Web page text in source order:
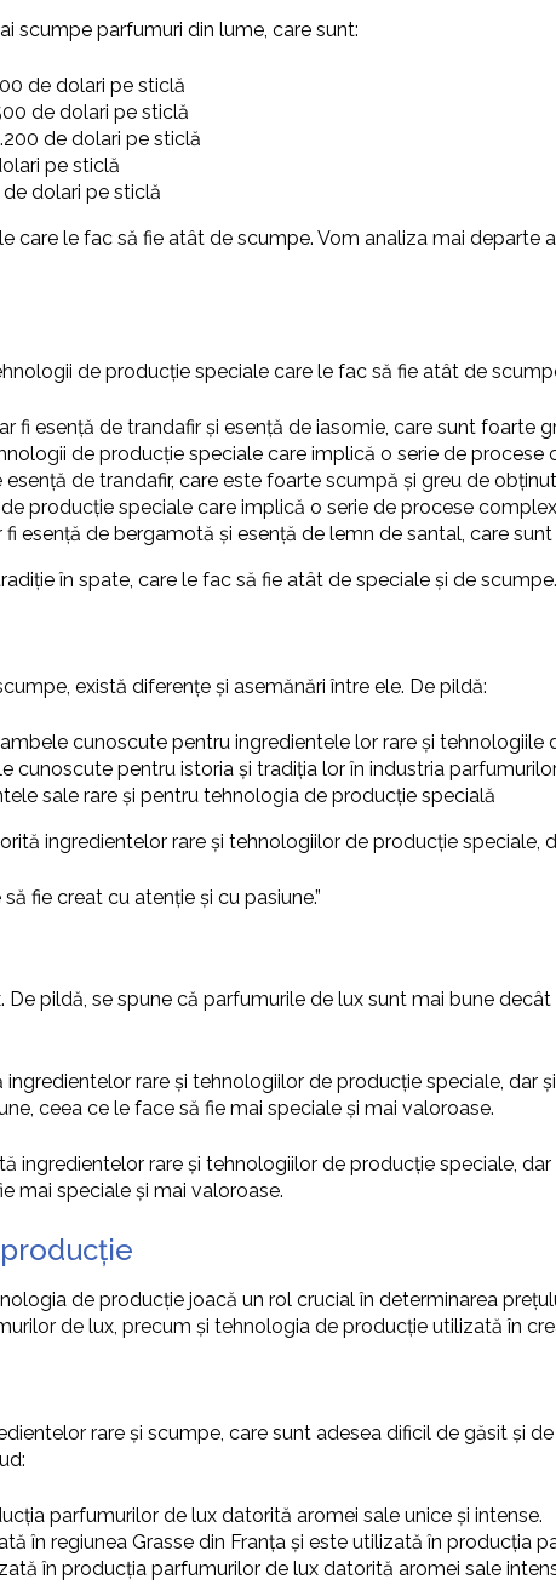
scumpe parfumuri din lume, care sunt:
de dolari pe sticlă
de dolari pe sticlă
de dolari pe sticlă
pe sticlă
dolari pe sticlă
care le fac să fie atât de scumpe. Vom analiza mai
de producție speciale care le fac să fie atât de
fi esență de trandafir și esență de iasomie, care sunt foarte
de producție speciale care implică o serie de procese
de trandafir, care este foarte scumpă și greu de obținut
producție speciale care implică o serie de procese
esență de bergamotă și esență de lemn de santal, care
în spate, care le fac să fie atât de speciale și de scumpe.
există diferențe și asemănări între ele. De pildă:
cunoscute pentru ingredientele lor rare și tehnologiile
cunoscute pentru istoria și tradiția lor în industria
sale rare și pentru tehnologia de producție specială
ingredientelor rare și tehnologiilor de producție speciale,
fie creat cu atenție și cu pasiune.”
pildă, se spune că parfumurile de lux sunt mai bune
rare și tehnologiilor de producție speciale, dar
ceea ce le face să fie mai speciale și mai valoroase.
ingredientelor rare și tehnologiilor de producție speciale,
mai speciale și mai valoroase.
de producție joacă un rol crucial în determinarea
de lux, precum și tehnologia de producție utilizată în
rare și scumpe, care sunt adesea dificil de găsit și
parfumurilor de lux datorită aromei sale unice și intense.
în regiunea Grasse din Franța și este utilizată în producția
în producția parfumurilor de lux datorită aromei sale